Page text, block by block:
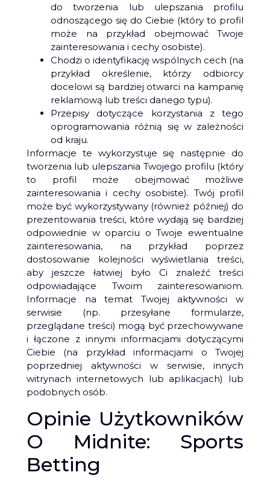
do tworzenia lub ulepszania profilu
odnoszącego się do Ciebie (który to profil
może na przykład obejmować Twoje
zainteresowania i cechy osobiste).
Chodzi o identyfikację wspólnych cech (na
przykład określenie, którzy odbiorcy
docelowi są bardziej otwarci na kampanię
reklamową lub treści danego typu).
Przepisy dotyczące korzystania z tego
oprogramowania różnią się w zależności
od kraju.
Informacje te wykorzystuje się następnie do
tworzenia lub ulepszania Twojego profilu (który
to profil może obejmować możliwe
zainteresowania i cechy osobiste). Twój profil
może być wykorzystywany (również później) do
prezentowania treści, które wydają się bardziej
odpowiednie w oparciu o Twoje ewentualne
zainteresowania, na przykład poprzez
dostosowanie kolejności wyświetlania treści,
aby jeszcze łatwiej było Ci znaleźć treści
odpowiadające Twoim zainteresowaniom.
Informacje na temat Twojej aktywności w
serwisie (np. przesyłane formularze,
przeglądane treści) mogą być przechowywane
i łączone z innymi informacjami dotyczącymi
Ciebie (na przykład informacjami o Twojej
poprzedniej aktywności w serwisie, innych
witrynach internetowych lub aplikacjach) lub
podobnych osób.
Opinie Użytkowników
O Midnite: Sports
Betting